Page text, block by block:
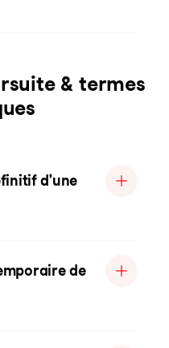
& termes
d'une
de